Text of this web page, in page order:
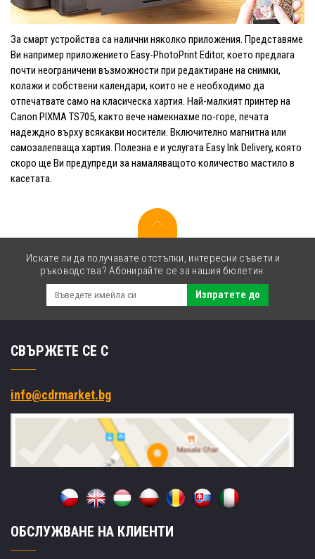
За смарт устройства са налични няколко приложения. Представяме
Ви например приложението Easy-PhotoPrint Editor, което предлага
почти неограничени възможности при редактиране на снимки,
колажи и собствени календари, които не е необходимо да
отпечатвате само на класическа хартия. Най-малкият принтер на
Canon PIXMA TS705, както вече намекнахме по-горе, печата
надеждно върху всякакви носители. Включително магнитна или
самозалепваща хартия. Полезна е и услугата Easy Ink Delivery, която
скоро ще Ви предупреди за намаляващото количество мастило в
касетата.
Искате ли да получавате отстъпки, интересни съвети и
ръководства? Абонирайте се за нашия бюлетин.
Изпратете до
СВЪРЖЕТЕ СЕ С
info@cdrmarket.bg
ОБСЛУЖВАНЕ НА КЛИЕНТИ